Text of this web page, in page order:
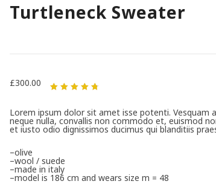
Turtleneck Sweater
£300.00
価
Lorem ipsum dolor sit amet isse potenti. Vesquam
neque nulla, convallis non commodo et, euismod
et iusto odio dignissimos ducimus qui blanditiis
–olive
–wool / suede
–made in italy
–model is 186 cm and wears size m = 48